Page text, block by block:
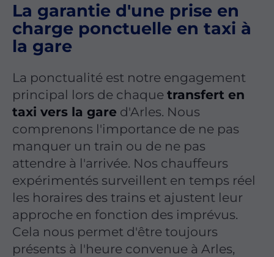
La garantie d'une prise en
charge ponctuelle en taxi à
la gare
La ponctualité est notre engagement
principal lors de chaquetransfert en
taxi vers la gare d'Arles. Nous
comprenons l'importance de ne pas
manquer un train ou de ne pas
attendre à l'arrivée. Nos chauffeurs
expérimentés surveillent en temps réel
les horaires des trains et ajustent leur
approche en fonction des imprévus.
Cela nous permet d'être toujours
présents à l'heure convenue à Arles,